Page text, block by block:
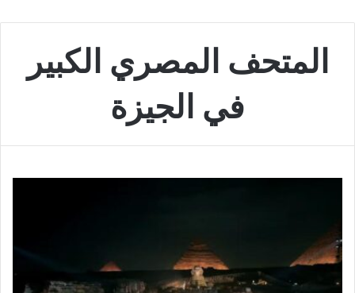
المتحف المصري الكبير
في الجيزة